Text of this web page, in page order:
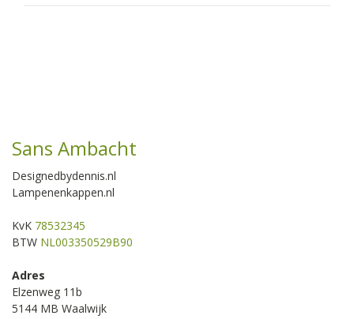
Sans Ambacht
Designedbydennis.nl
Lampenenkappen.nl
KvK 78532345
BTW NL003350529B90
Adres
Elzenweg 11b
5144 MB Waalwijk